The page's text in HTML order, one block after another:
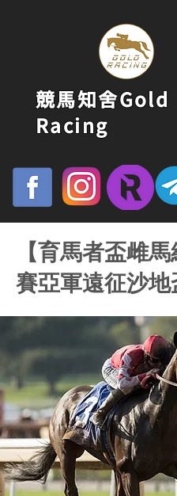
競馬知舍Gold
Racing
【育馬者盃雌
賽亞軍遠征沙地